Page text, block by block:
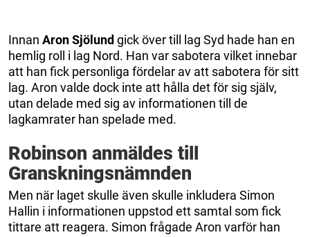
Innan Aron Sjölund gick över till lag Syd hade han en
hemlig roll i lag Nord. Han var sabotera vilket innebar
att han fick personliga fördelar av att sabotera för sitt
lag. Aron valde dock inte att hålla det för sig själv,
utan delade med sig av informationen till de
lagkamrater han spelade med.
Robinson anmäldes till
Granskningsnämnden
Men när laget skulle även skulle inkludera Simon
Hallin i informationen uppstod ett samtal som fick
tittare att reagera. Simon frågade Aron varför han